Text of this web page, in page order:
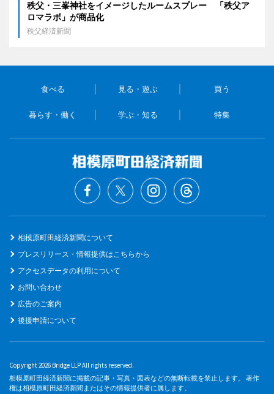
秩父・三峯神社をイメージしたルームスプレー 「秩父ア
ロマラボ」が商品化
秩父経済新聞
食べる 見る・遊ぶ 買う
暮らす・働く 学ぶ・知る 特集
相模原町田経済新聞について
プレスリリース・情報提供はこちらから
アクセスデータの利用について
お問い合わせ
広告のご案内
後援申請について
Copyright 2026 Bridge LLP All rights reserved.
相模原町田経済新聞に掲載の記事・写真・図表などの無断転載を禁止します。 著作
権は相模原町田経済新聞またはその情報提供者に属します。